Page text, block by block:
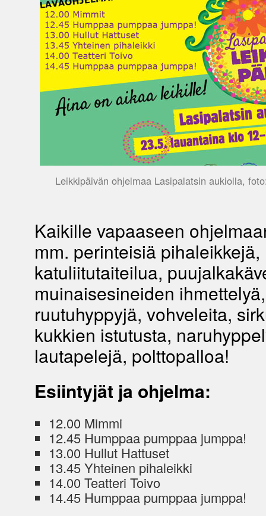
Leikkipäivän ohjelmaa Lasipalatsin aukiolla,
Kaikille vapaaseen
mm. perinteisiä pihaleikkejä,
katuliitutaiteilua,
muinaisesineiden
ruutuhyppyjä, vohveleita,
kukkien istutusta,
lautapelejä, polttopalloa!
Esiintyjät ja ohjelma:
12.00 Mimmi
12.45 Humppaa pumppaa jumppa!
13.00 Hullut Hattuset
13.45 Yhteinen pihaleikki
14.00 Teatteri Toivo
14.45 Humppaa pumppaa jumppa!